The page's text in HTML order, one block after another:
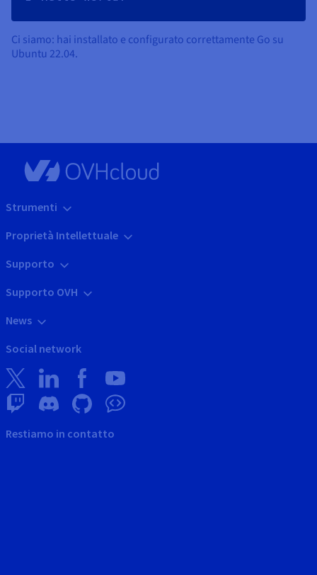
Ci siamo: hai installato e configurato correttamente Go su
Ubuntu 22.04.
Strumenti
Proprietà Intellettuale
Supporto
Supporto OVH
News
Social network
Restiamo in contatto